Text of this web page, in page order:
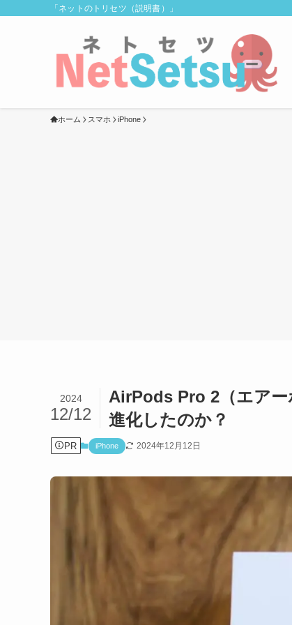
「ネットのトリセツ（説明書）」
ホーム スマホ iPhone
AirPods Pro 2（エアー
進化したのか？
2024
12/12
PR iPhone 2024年12月12日